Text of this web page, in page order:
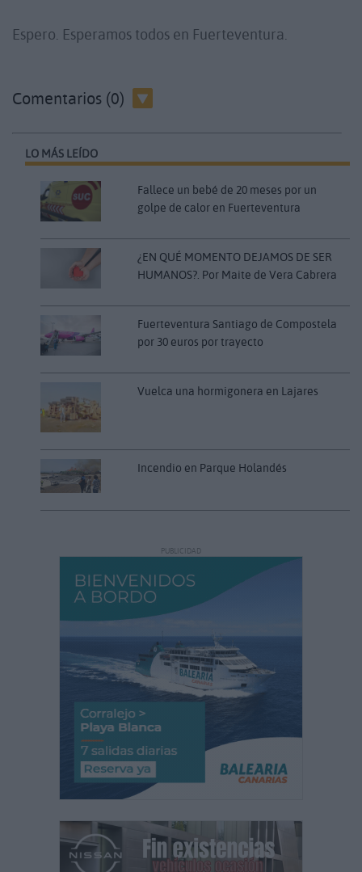
Espero. Esperamos todos en Fuerteventura.
Comentarios (0)
LO MÁS LEÍDO
Fallece un bebé de 20 meses por un
golpe de calor en Fuerteventura
¿EN QUÉ MOMENTO DEJAMOS DE SER
HUMANOS?. Por Maite de Vera Cabrera
Fuerteventura Santiago de Compostela
por 30 euros por trayecto
Vuelca una hormigonera en Lajares
Incendio en Parque Holandés
PUBLICIDAD